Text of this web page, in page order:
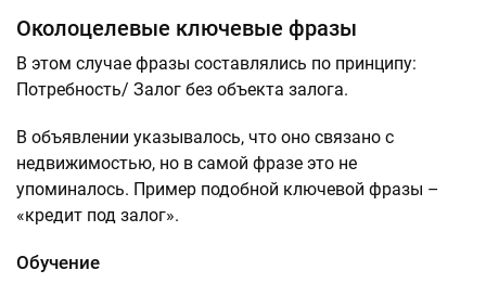
Околоцелевые ключевые фразы
В этом случае фразы составлялись по принципу:
Потребность/ Залог без объекта залога.
В объявлении указывалось, что оно связано с
недвижимостью, но в самой фразе это не
упоминалось. Пример подобной ключевой фразы –
«кредит под залог».
Обучение